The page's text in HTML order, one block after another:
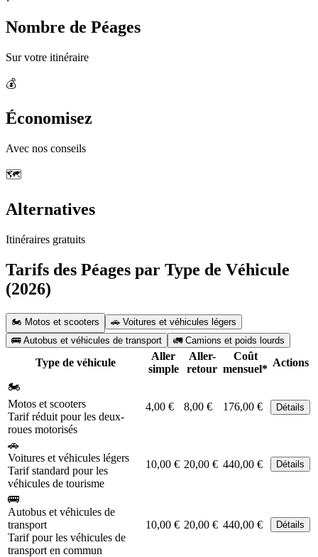
Nombre de Péages
Sur votre itinéraire
💰
Économisez
Avec nos conseils
🗺️
Alternatives
Itinéraires gratuits
Tarifs des Péages par Type de Véhicule
(2026)
🏍️ Motos et scooters
🚗 Voitures et véhicules légers
🚌 Autobus et véhicules de transport
🚛 Camions et poids lourds
Type de véhicule
Aller
simple
Aller-
retour
Coût
mensuel*
Actions
🏍️
Motos et scooters
Tarif réduit pour les deux-
roues motorisés
4,00 € 8,00 € 176,00 € Détails
🚗
Voitures et véhicules légers
Tarif standard pour les
véhicules de tourisme
10,00 € 20,00 € 440,00 € Détails
🚌
Autobus et véhicules de
transport
Tarif pour les véhicules de
transport en commun
10,00 € 20,00 € 440,00 € Détails